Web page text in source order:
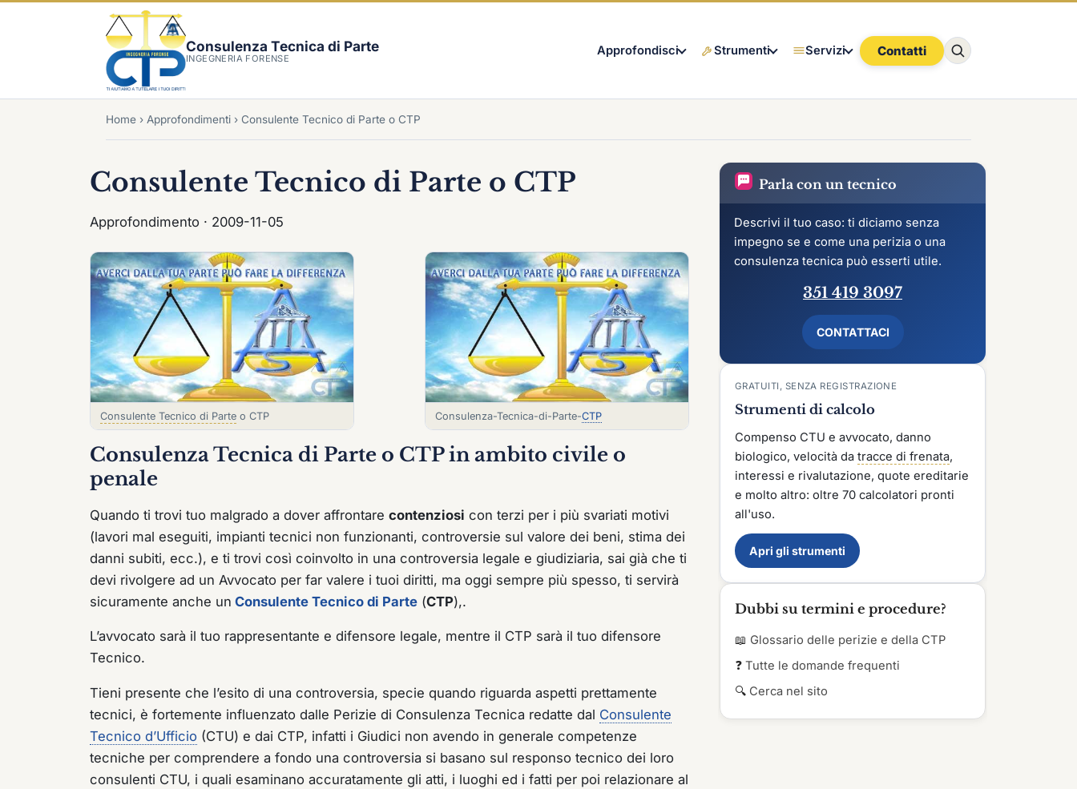
Consulenza Tecnica di Parte
INGEGNERIA FORENSE
Approfondisci Strumenti Servizi Contatti
Home › Approfondimenti › Consulente Tecnico di Parte o CTP
Consulente Tecnico di Parte o CTP
Approfondimento · 2009-11-05
Consulente Tecnico di Parte o CTP Consulenza-Tecnica-di-Parte-CTP
Consulenza Tecnica di Parte o CTP in ambito civile o
penale
Quando ti trovi tuo malgrado a dover affrontare contenziosi con terzi per i più svariati motivi
(lavori mal eseguiti, impianti tecnici non funzionanti, controversie sul valore dei beni, stima dei
danni subiti, ecc.), e ti trovi così coinvolto in una controversia legale e giudiziaria, sai già che ti
devi rivolgere ad un Avvocato per far valere i tuoi diritti, ma oggi sempre più spesso, ti servirà
sicuramente anche un Consulente Tecnico di Parte (CTP),.
L’avvocato sarà il tuo rappresentante e difensore legale, mentre il CTP sarà il tuo difensore
Tecnico.
Tieni presente che l’esito di una controversia, specie quando riguarda aspetti prettamente
tecnici, è fortemente influenzato dalle Perizie di Consulenza Tecnica redatte dal Consulente
Tecnico d’Ufficio (CTU) e dai CTP, infatti i Giudici non avendo in generale competenze
tecniche per comprendere a fondo una controversia si basano sul responso tecnico dei loro
consulenti CTU, i quali esaminano accuratamente gli atti, i luoghi ed i fatti per poi relazionare al
Parla con un tecnico
Descrivi il tuo caso: ti diciamo senza
impegno se e come una perizia o una
consulenza tecnica può esserti utile.
351 419 3097
CONTATTACI
GRATUITI, SENZA REGISTRAZIONE
Strumenti di calcolo
Compenso CTU e avvocato, danno
biologico, velocità da tracce di frenata,
interessi e rivalutazione, quote ereditarie
e molto altro: oltre 70 calcolatori pronti
all'uso.
Apri gli strumenti
Dubbi su termini e procedure?
📖 Glossario delle perizie e della CTP
❓ Tutte le domande frequenti
🔍 Cerca nel sito